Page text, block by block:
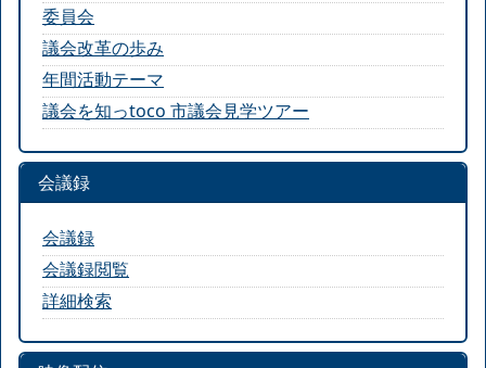
委員会
議会改革の歩み
年間活動テーマ
議会を知っtoco 市議会見学ツアー
会議録
会議録
会議録閲覧
詳細検索